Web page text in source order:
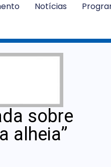
Notícias
sobre
alheia”